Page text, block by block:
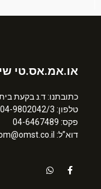
או.אמ.אס.טי
כתובתנו: ד.נ בקעת בית
טלפון: 04-9802042/3
פקס: 04-6467489
דוא”ל: om@omst.co.il